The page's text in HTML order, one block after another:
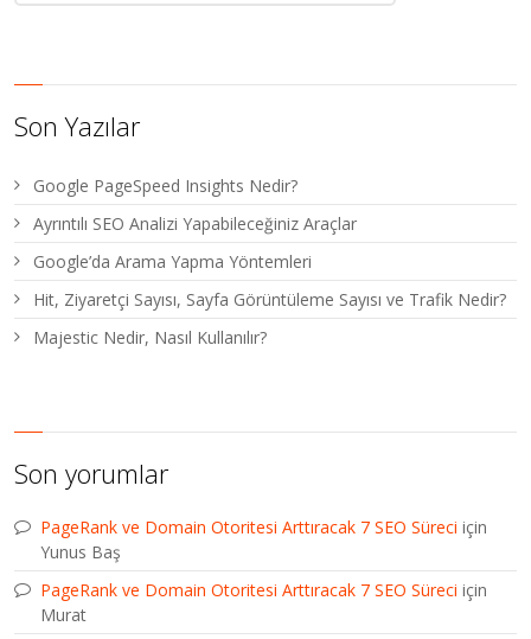
Son Yazılar
Google PageSpeed Insights Nedir?
Ayrıntılı SEO Analizi Yapabileceğiniz Araçlar
Google’da Arama Yapma Yöntemleri
Hit, Ziyaretçi Sayısı, Sayfa Görüntüleme Sayısı ve Trafik Nedir?
Majestic Nedir, Nasıl Kullanılır?
Son yorumlar
PageRank ve Domain Otoritesi Arttıracak 7 SEO Süreci için
Yunus Baş
PageRank ve Domain Otoritesi Arttıracak 7 SEO Süreci için
Murat